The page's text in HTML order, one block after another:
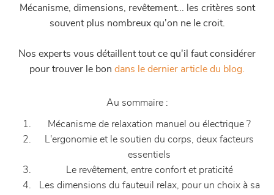
Mécanisme, dimensions, revêtement... les critères sont
souvent plus nombreux qu'on ne le croit.
Nos experts vous détaillent tout ce qu'il faut considérer
pour trouver le bon dans le dernier article du blog.
Au sommaire :
Mécanisme de relaxation manuel ou électrique ?
L'ergonomie et le soutien du corps, deux facteurs
essentiels
Le revêtement, entre confort et praticité
Les dimensions du fauteuil relax, pour un choix à sa